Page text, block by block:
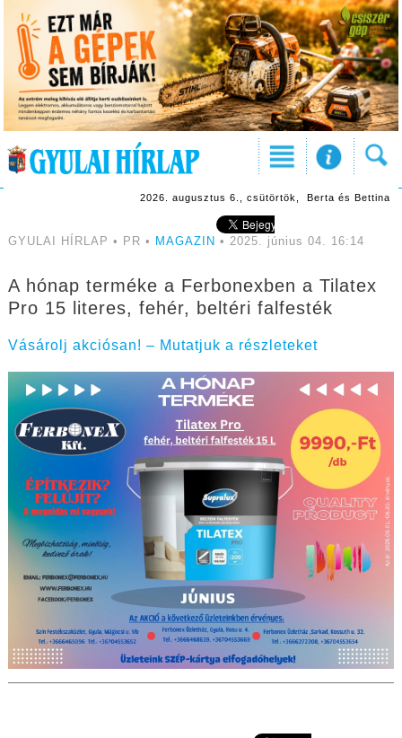
2026. augusztus 6., csütörtök, Berta és Bettina
GYULAI HÍRLAP • PR • MAGAZIN • 2025. június 04. 16:14
A hónap terméke a Ferbonexben a Tilatex
Pro 15 literes, fehér, beltéri falfesték
Vásárolj akciósan! – Mutatjuk a részleteket